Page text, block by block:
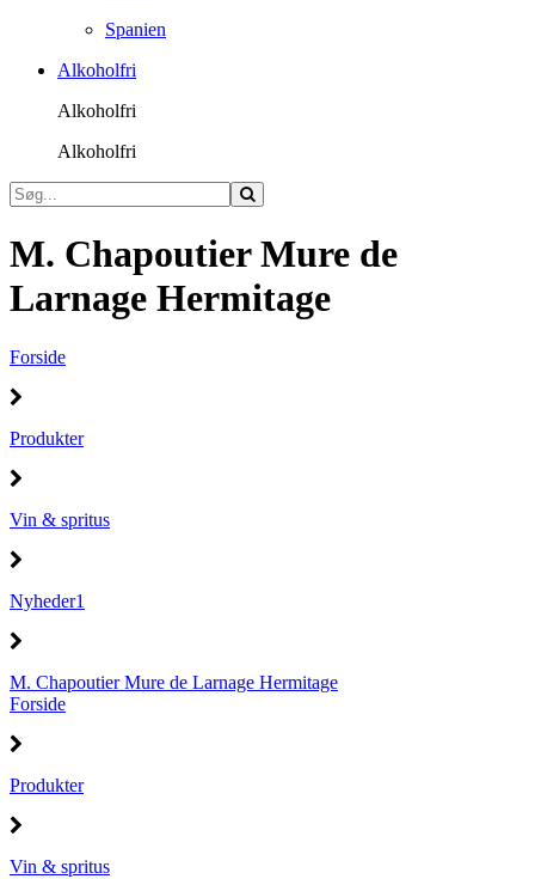
Spanien
Alkoholfri
Alkoholfri
Alkoholfri
M. Chapoutier Mure de
Larnage Hermitage
Forside
Produkter
Vin & spritus
Nyheder1
M. Chapoutier Mure de Larnage Hermitage
Forside
Produkter
Vin & spritus